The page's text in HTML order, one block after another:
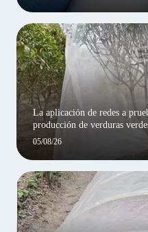
La aplicación de redes a
producción de verduras
05/08/26